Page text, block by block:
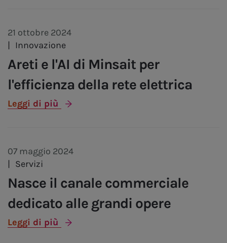
21 ottobre 2024
|
Innovazione
Areti e l'AI di Minsait per
l'efficienza della rete elettrica
Leggi di più
07 maggio 2024
| Servizi
Nasce il canale commerciale
dedicato alle grandi opere
Leggi di più